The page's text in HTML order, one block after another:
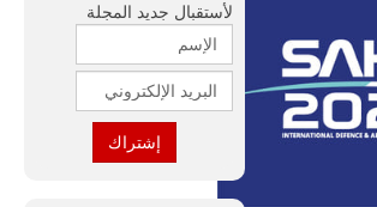
لأستقبال جديد المجلة